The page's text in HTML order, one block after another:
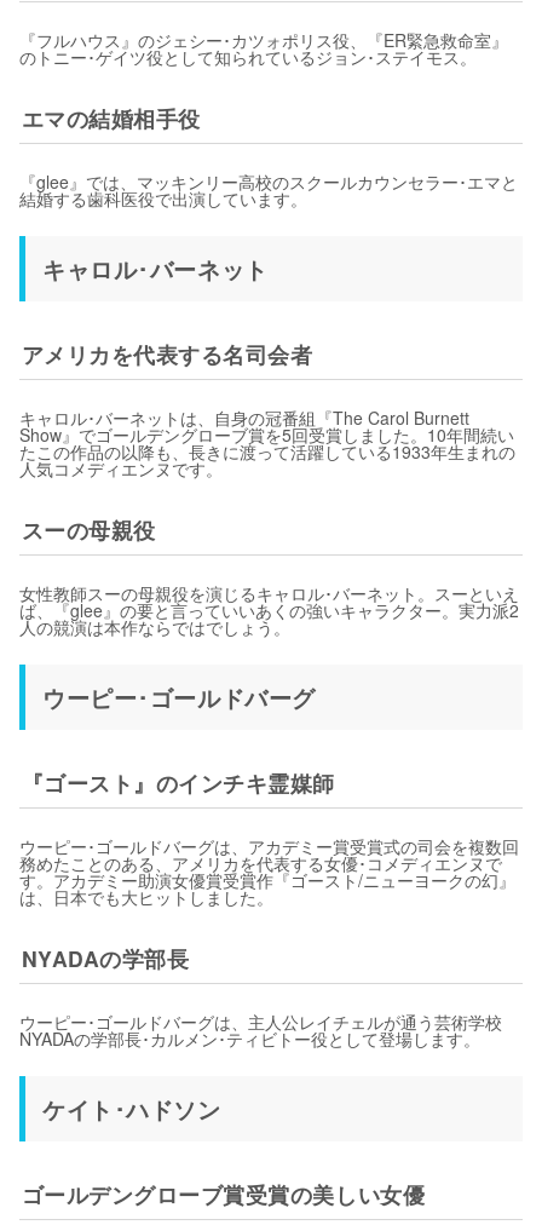
『フルハウス』のジェシー･カツォポリス役、『ER緊急救命室』
のトニー･ゲイツ役として知られているジョン･ステイモス。
エマの結婚相手役
『glee』では、マッキンリー高校のスクールカウンセラー･エマと
結婚する歯科医役で出演しています。
キャロル･バーネット
アメリカを代表する名司会者
キャロル･バーネットは、自身の冠番組『The Carol Burnett
Show』でゴールデングローブ賞を5回受賞しました。10年間続い
たこの作品の以降も、長きに渡って活躍している1933年生まれの
人気コメディエンヌです。
スーの母親役
女性教師スーの母親役を演じるキャロル･バーネット。スーといえ
ば、『glee』の要と言っていいあくの強いキャラクター。実力派2
人の競演は本作ならではでしょう。
ウーピー･ゴールドバーグ
『ゴースト』のインチキ霊媒師
ウーピー･ゴールドバーグは、アカデミー賞受賞式の司会を複数回
務めたことのある、アメリカを代表する女優･コメディエンヌで
す。アカデミー助演女優賞受賞作『ゴースト/ニューヨークの幻』
は、日本でも大ヒットしました。
NYADAの学部長
ウーピー･ゴールドバーグは、主人公レイチェルが通う芸術学校
NYADAの学部長･カルメン･ティビトー役として登場します。
ケイト･ハドソン
ゴールデングローブ賞受賞の美しい女優